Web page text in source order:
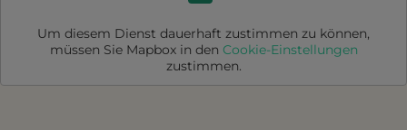
Um diesem Dienst dauerhaft zustimmen zu können,
müssen Sie Mapboxin den Cookie-Einstellungen
zustimmen.